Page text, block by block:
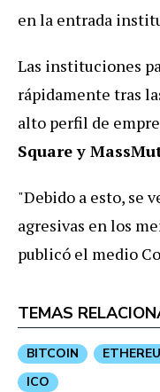
en la entrada
Las instituciones
rápidamente tras
alto perfil de
Square y
"Debido a esto, se
agresivas en los
publicó el medio
TEMAS
BITCOIN
ICO